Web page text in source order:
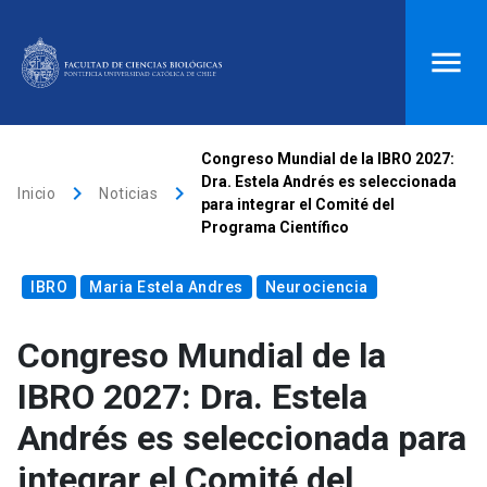
Biblioteca launch Donaciones launch
Correo
search
Inicio
Quiénes somos
Inicio keyboard_arrow_right Noticias keyboard_arrow_right
Congreso Mundial de la IBRO 2027:
Dra. Estela Andrés es seleccionada
para integrar el Comité del
Programa Científico
IBRO Maria Estela Andres Neurociencia
Congreso Mundial de la
IBRO 2027: Dra. Estela
Andrés es seleccionada para